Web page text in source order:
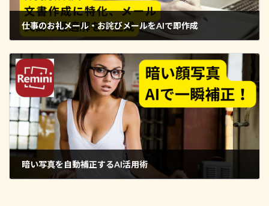
仕事のお礼メール・お詫びメールをAIで即作成
暗い写真を自動補正するAI活用術